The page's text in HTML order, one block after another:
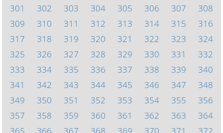
301
302 303 304 305 306 307
308
309
310 311 312 313 314 315
316
317
318 319 320 321 322 323
324
325
326 327 328 329 330 331
332
333
334 335 336 337 338 339
340
341
342 343 344 345 346 347
348
349
350 351 352 353 354 355
356
357
358 359 360 361 362 363
364